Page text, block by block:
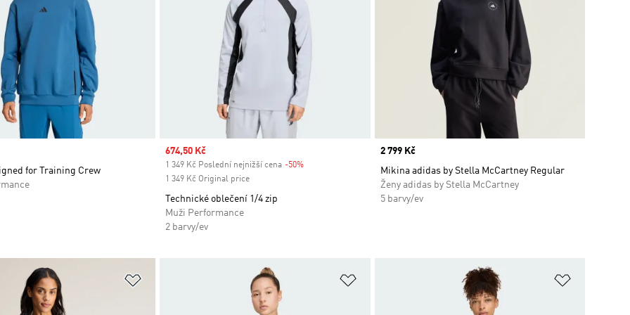
for Training Crew
Sale price
674,50 Kč
1 349 Kč Poslední nejnižší cena -50%
1 349 Kč Original price
Technické oblečení 1/4 zip
Muži Performance
2 barvy/ev
Price
2 799 Kč
Mikina adidas by Stella McCartney Regular
Ženy adidas by Stella McCartney
5 barvy/ev
přání Přidat do seznamu přání Přidat do seznamu přání